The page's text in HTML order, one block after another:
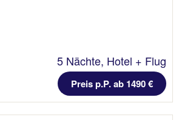
5 Nächte, Hotel + Flug
Preis p.P. ab 1490 €